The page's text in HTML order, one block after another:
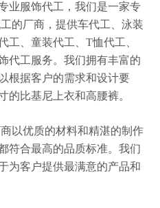
业服饰代工，我们是一家专
的厂商，提供车代工、泳装
工、童装代工、T恤代工、
代工服务。我们拥有丰富的
根据客户的需求和设计要
的比基尼上衣和高腰裤。
以优质的材料和精湛的制作
符合最高的品质标准。我们
为客户提供最满意的产品和